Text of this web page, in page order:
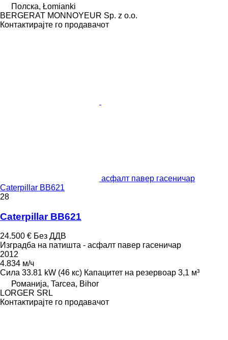
Полска, Łomianki
BERGERAT MONNOYEUR Sp. z o.o.
Контактирајте го продавачот
асфалт павер гасеничар
Caterpillar BB621
28
Caterpillar BB621
24.500 € Без ДДВ
Изградба на патишта - асфалт павер гасеничар
2012
4.834 м/ч
Сила 33.81 kW (46 кс) Капацитет на резервоар 3,1 м³
Романија, Tarcea, Bihor
LORGER SRL
Контактирајте го продавачот